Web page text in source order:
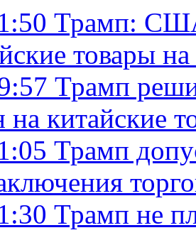
Трамп:
товары
Трамп
китайские
Трамп
Трамп не